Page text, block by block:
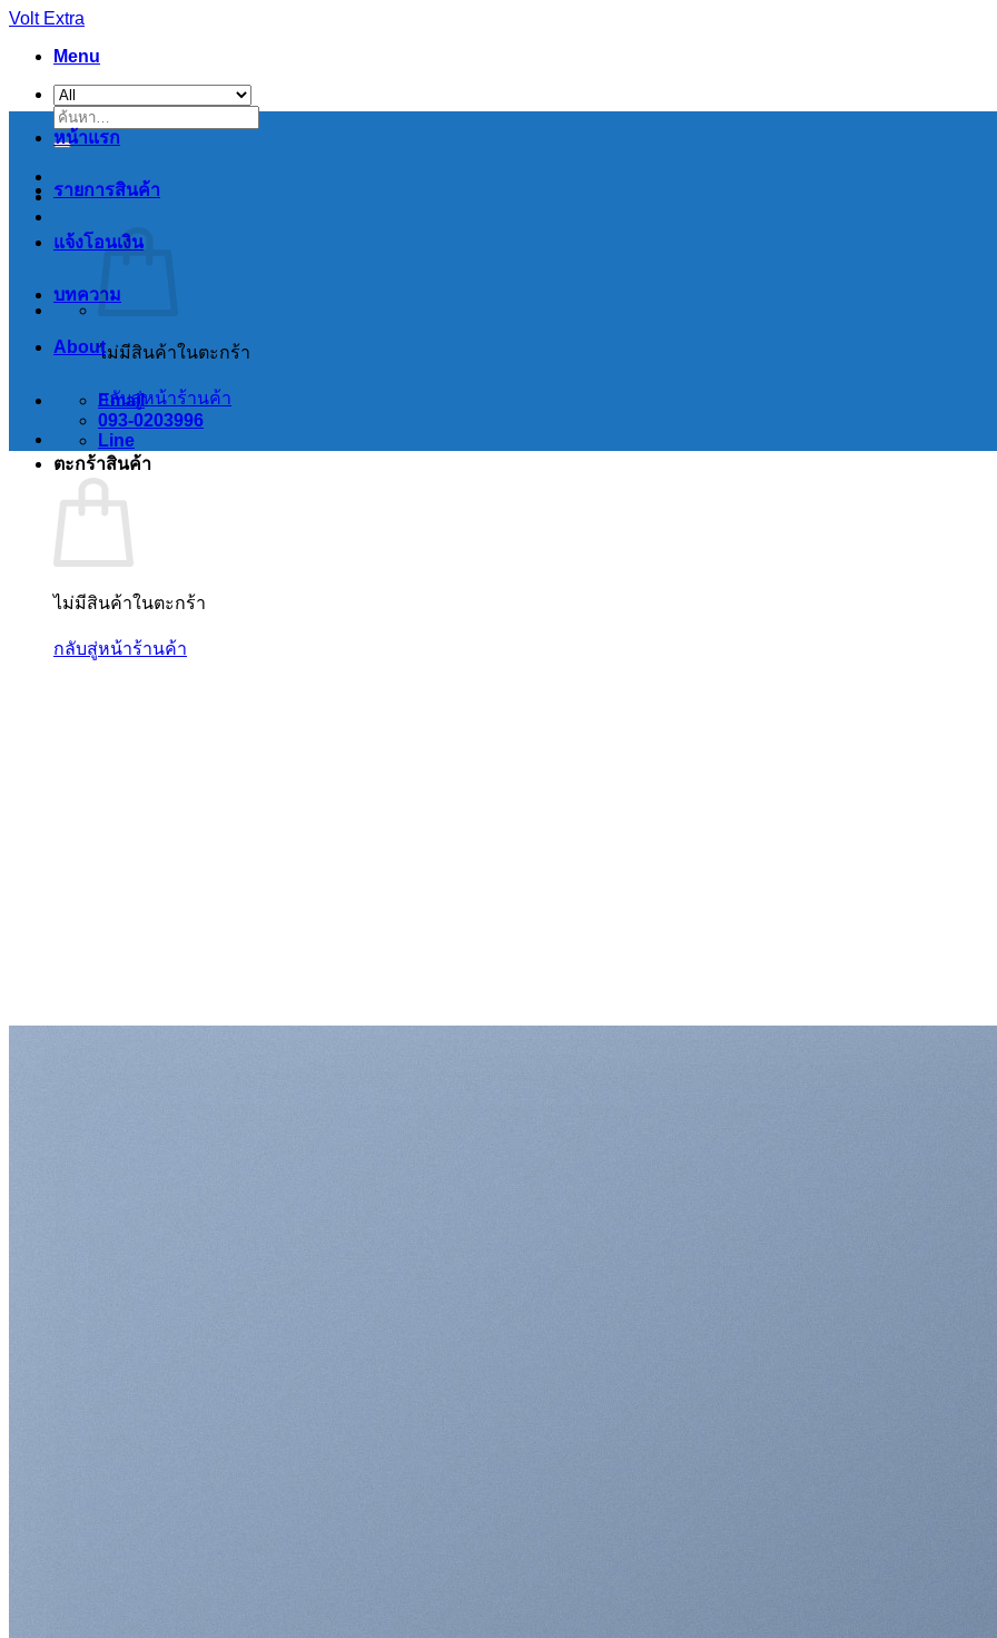
Skip
content
Volt Extra
Menu
ค้นหา:
ไม่มีสินค้าในตะกร้า
กลับสู่หน้าร้านค้า
ตะกร้าสินค้า
ไม่มีสินค้าในตะกร้า
กลับสู่หน้าร้านค้า
หน้าแรก
รายการสินค้า
แจ้งโอนเงิน
บทความ
About
Email
093-0203996
Line